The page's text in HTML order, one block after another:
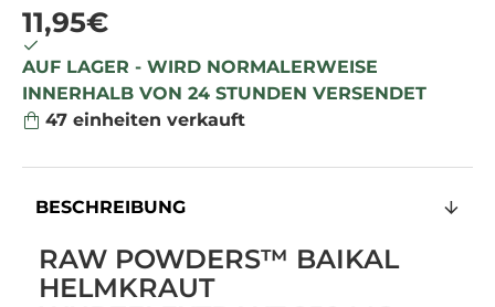
11,95€
AUF LAGER - WIRD NORMALERWEISE
INNERHALB VON 24 STUNDEN VERSENDET
47 einheiten verkauft
BESCHREIBUNG
RAW POWDERS™ BAIKAL
HELMKRAUT